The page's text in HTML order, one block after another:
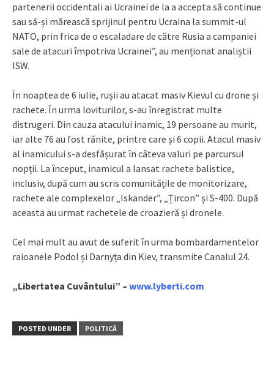
partenerii occidentali ai Ucrainei de la a accepta să continue
sau să-și mărească sprijinul pentru Ucraina la summit-ul
NATO, prin frica de o escaladare de către Rusia a campaniei
sale de atacuri împotriva Ucrainei”, au menționat analiștii
ISW.
În noaptea de 6 iulie, rușii au atacat masiv Kievul cu drone și
rachete. În urma loviturilor, s-au înregistrat multe
distrugeri. Din cauza atacului inamic, 19 persoane au murit,
iar alte 76 au fost rănite, printre care și 6 copii. Atacul masiv
al inamicului s-a desfășurat în câteva valuri pe parcursul
nopții. La început, inamicul a lansat rachete balistice,
inclusiv, după cum au scris comunitățile de monitorizare,
rachete ale complexelor „Iskander”, „Țircon” și S-400. După
aceasta au urmat rachetele de croazieră și dronele.
Cel mai mult au avut de suferit în urma bombardamentelor
raioanele Podol și Darnyța din Kiev, transmite Canalul 24.
„Libertatea Cuvântului” – www.lyberti.com
POSTED UNDER POLITICĂ